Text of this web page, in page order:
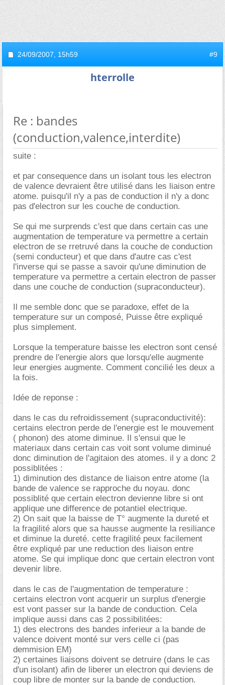
24/09/2007, 15h59 #9
hterrolle
Re : bandes
(conduction,valence,interdite)
suite :
et par consequence dans un isolant tous les electron
de valence devraient être utilisé dans les liaison entre
atome. puisqu'il n'y a pas de conduction il n'y a donc
pas d'electron sur les couche de conduction.
Se qui me surprends c'est que dans certain cas une
augmentation de temperature va permettre a certain
electron de se rretruvé dans la couche de conduction
(semi conducteur) et que dans d'autre cas c'est
l'inverse qui se passe a savoir qu'une diminution de
temperature va permettre a certain electron de passer
dans une couche de conduction (supraconducteur).
Il me semble donc que se paradoxe, effet de la
temperature sur un composé, Puisse être expliqué
plus simplement.
Lorsque la temperature baisse les electron sont censé
prendre de l'energie alors que lorsqu'elle augmente
leur energies augmente. Comment concilié les deux a
la fois.
Idée de reponse :
dans le cas du refroidissement (supraconductivité):
certains electron perde de l'energie est le mouvement
( phonon) des atome diminue. Il s'ensui que le
materiaux dans certain cas voit sont volume diminué
donc diminution de l'agitaion des atomes. il y a donc 2
possiblitées :
1) diminution des distance de liaison entre atome (la
bande de valence se rapproche du noyau. donc
possiblité que certain electron devienne libre si ont
applique une difference de potantiel electrique.
2) On sait que la baisse de T° augmente la dureté et
la fragilité alors que sa hausse augmente la resiliance
et diminue la dureté. cette fragilité peux facilement
être expliqué par une reduction des liaison entre
atome. Se qui implique donc que certain electron vont
devenir libre.
dans le cas de l'augmentation de temperature :
certains electron vont acquerir un surplus d'energie
est vont passer sur la bande de conduction. Cela
implique aussi dans cas 2 possibilitées:
1) des electrons des bandes inferieur a la bande de
valence doivent monté sur vers celle ci (pas
demmision EM)
2) certaines liaisons doivent se detruire (dans le cas
d'un isolant) afin de liberer un electron qui deviens de
coup libre de monter sur la bande de conduction.